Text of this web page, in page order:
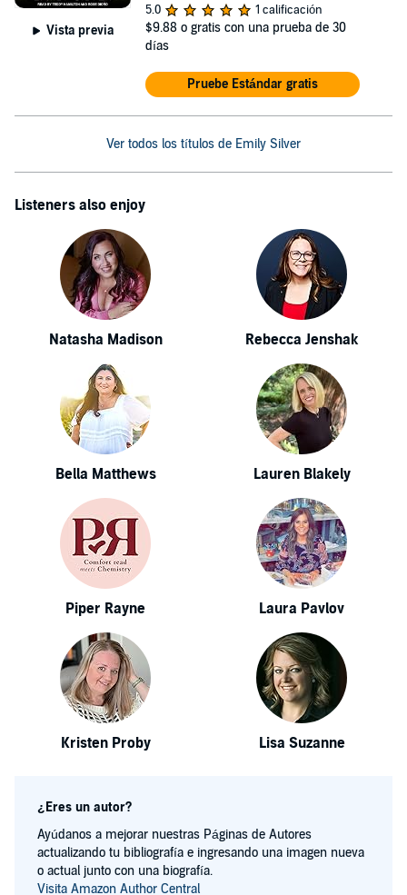
Vista previa
5.0
1 calificación
$9.88 o gratis con una prueba de 30
días
Pruebe Estándar gratis
Ver todos los títulos de Emily Silver
Listeners also enjoy
Natasha Madison Rebecca Jenshak
Bella Matthews Lauren Blakely
Piper Rayne Laura Pavlov
Kristen Proby Lisa Suzanne
¿Eres un autor?
Ayúdanos a mejorar nuestras Páginas de Autores
actualizando tu bibliografía e ingresando una imagen nueva
o actual junto con una biografía.
Visita Amazon Author Central